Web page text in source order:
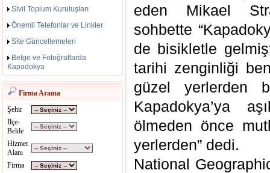
Sivil Toplum Kuruluşları
Önemli Telefonlar ve Linkler
Site Güncellemeleri
Belge ve Fotoğraflarda
Kapadokya
Firma Arama
Şehir
İlçe-
Belde
Hizmet
Alanı
Firma
eden Mikael
sohbette
de bisikletle
tarihi zenginliği
güzel yerlerden
Kapadokya’ya
ölmeden önce
yerlerden” dedi.
National